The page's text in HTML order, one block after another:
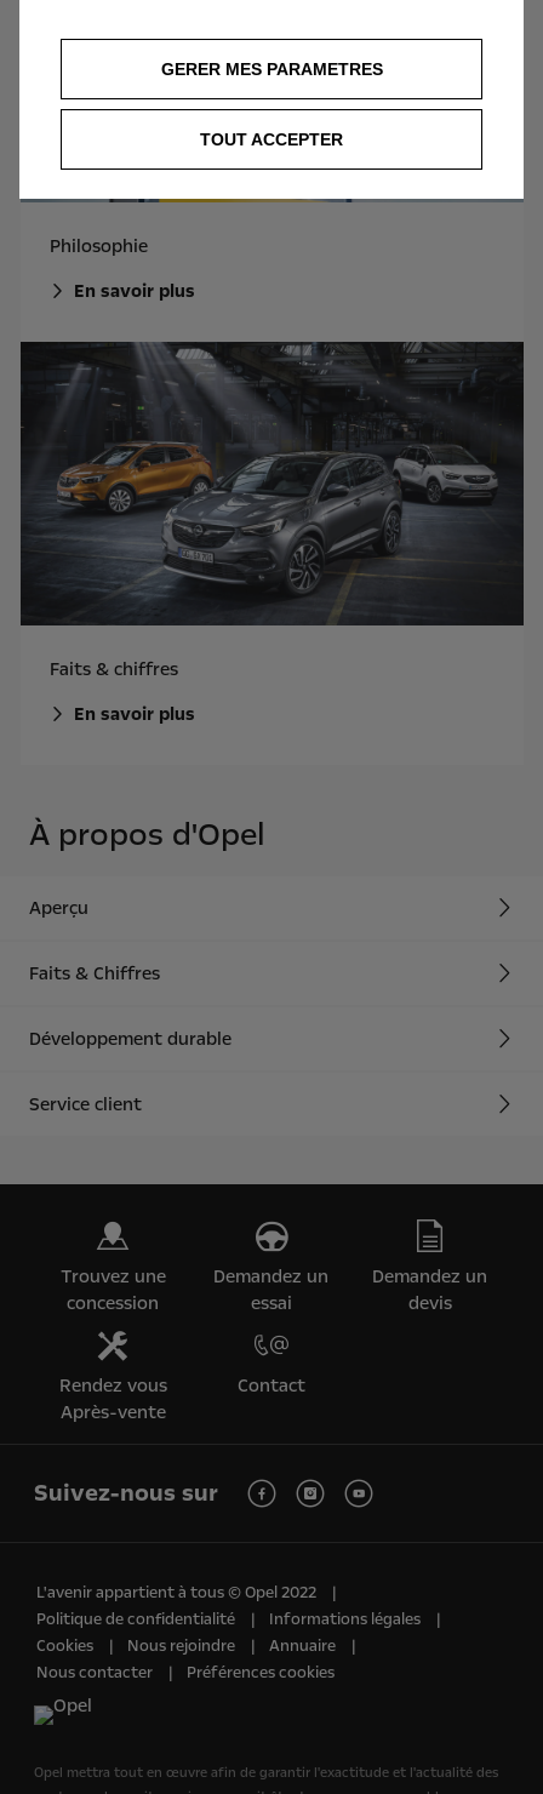
Philosophie
En savoir plus
Faits & chiffres
En savoir plus
À propos d'Opel
Aperçu
Faits & Chiffres
Développement durable
Service client
Trouvez une
concession
Demandez un
essai
Demandez un
devis
Rendez vous
Après-vente
Contact
Suivez-nous sur
L'avenir appartient à tous © Opel 2022
Politique de confidentialité
Informations légales
Cookies
Nous rejoindre
Annuaire
Nous contacter
Préférences cookies
Opel mettra tout en œuvre afin de garantir l'exactitude et l'actualité des
GERER MES PARAMETRES
TOUT ACCEPTER